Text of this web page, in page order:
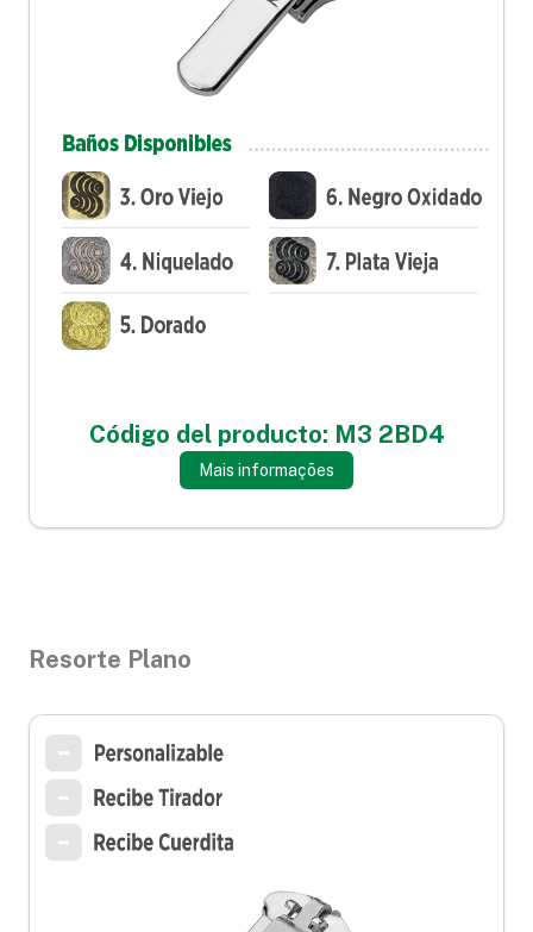
Código del producto: M3 2BD4
Mais informações
Resorte Plano